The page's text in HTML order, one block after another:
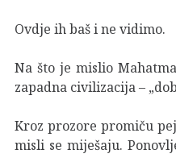
Ovdje ih baš i ne vidimo.
Na što je mislio
zapadna civilizacija –
Kroz prozore promiču
misli se miješaju.